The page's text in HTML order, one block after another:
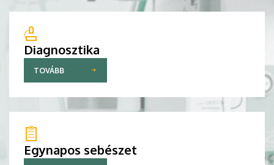
Diagnosztika
TOVÁBB
Egynapos sebészet